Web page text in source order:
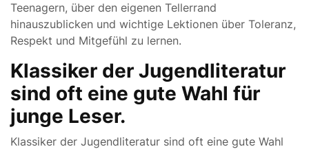
Teenagern, über den eigenen Tellerrand
hinauszublicken und wichtige Lektionen über Toleranz,
Respekt und Mitgefühl zu lernen.
Klassiker der Jugendliteratur
sind oft eine gute Wahl für
junge Leser.
Klassiker der Jugendliteratur sind oft eine gute Wahl